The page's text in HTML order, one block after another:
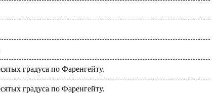
градуса по Фаренгейту.
градуса по Фаренгейту.